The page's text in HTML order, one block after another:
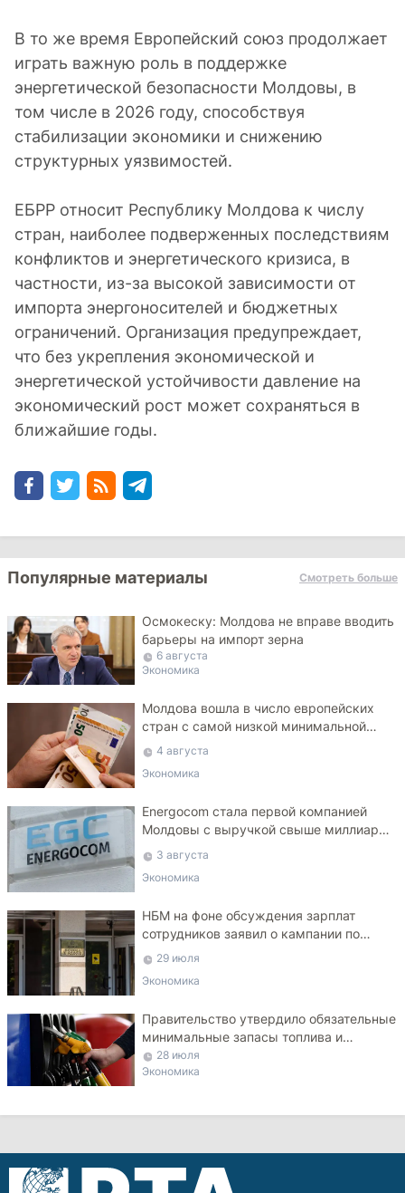
В то же время Европейский союз продолжает
играть важную роль в поддержке
энергетической безопасности Молдовы, в
том числе в 2026 году, способствуя
стабилизации экономики и снижению
структурных уязвимостей.
ЕБРР относит Республику Молдова к числу
стран, наиболее подверженных последствиям
конфликтов и энергетического кризиса, в
частности, из-за высокой зависимости от
импорта энергоносителей и бюджетных
ограничений. Организация предупреждает,
что без укрепления экономической и
энергетической устойчивости давление на
экономический рост может сохраняться в
ближайшие годы.
Популярные материалы Смотреть больше
Осмокеску: Молдова не вправе вводить
барьеры на импорт зерна
6 августа
Экономика
Молдова вошла в число европейских
стран с самой низкой минимальной
зарплатой
4 августа
Экономика
Energocom стала первой компанией
Молдовы с выручкой свыше миллиарда
евро3 августа
Экономика
НБМ на фоне обсуждения зарплат
сотрудников заявил о кампании по
дискредитации учреждения
29 июля
Экономика
Правительство утвердило обязательные
минимальные запасы топлива и
ограничило экспорт дизеля
28 июля
Экономика